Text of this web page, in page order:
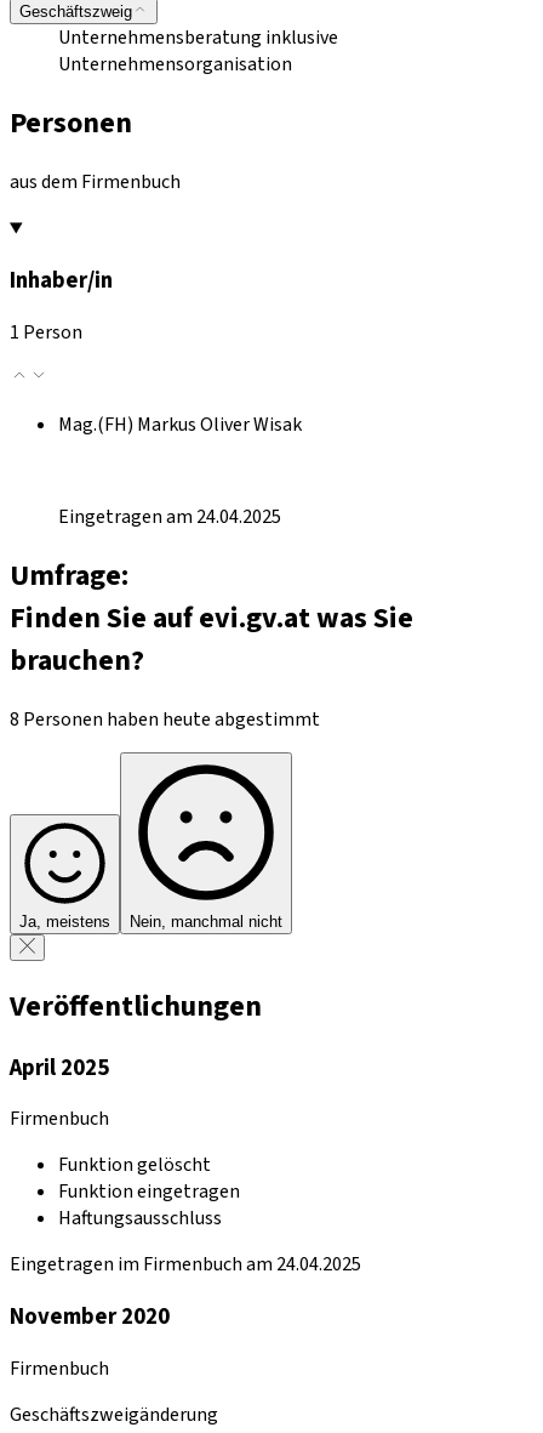
Geschäftszweig
Unternehmensberatung inklusive
Unternehmensorganisation
Personen
aus dem Firmenbuch
Inhaber/in
1 Person
Mag.(FH) Markus Oliver Wisak
Eingetragen am 24.04.2025
Umfrage:
Finden Sie auf evi.gv.at was Sie
brauchen?
8 Personen haben heute abgestimmt
Ja, meistens Nein, manchmal nicht
Veröffentlichungen
April 2025
Firmenbuch
Funktion gelöscht
Funktion eingetragen
Haftungsausschluss
Eingetragen im Firmenbuch am 24.04.2025
November 2020
Firmenbuch
Geschäftszweigänderung